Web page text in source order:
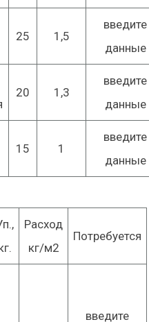
25 1,5
введите
данные
20 1,3
введите
данные
15 1
введите
данные
Расход
кг/м2
Потребуется
введите